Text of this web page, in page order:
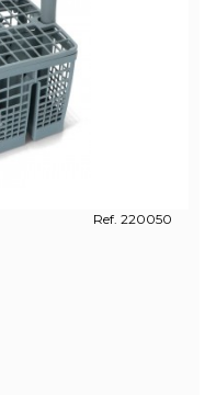
Ref. 220050